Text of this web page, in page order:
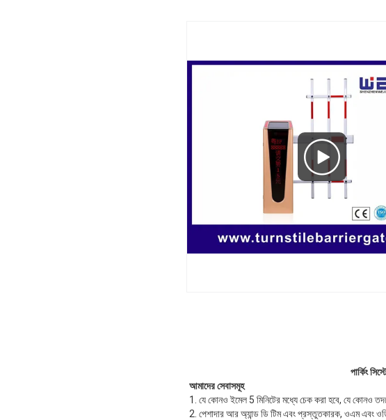
পার্কিং
আমাদের সেবাসমূহ
1. যে কোনও ইমেল 5 মিনিটের মধ্যে চেক করা হবে, যে কোনও
2. পেশাদার আর অ্যান্ড ডি টিম এবং প্রস্তুতকারক, ওএম এবং